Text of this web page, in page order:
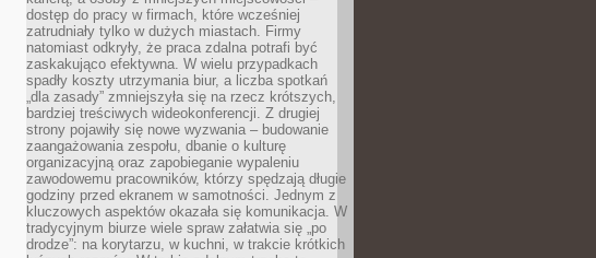
dostęp do pracy w firmach, które wcześniej
zatrudniały tylko w dużych miastach. Firmy
natomiast odkryły, że praca zdalna potrafi być
zaskakująco efektywna. W wielu przypadkach
spadły koszty utrzymania biur, a liczba spotkań
„dla zasady” zmniejszyła się na rzecz krótszych,
bardziej treściwych wideokonferencji. Z drugiej
strony pojawiły się nowe wyzwania – budowanie
zaangażowania zespołu, dbanie o kulturę
organizacyjną oraz zapobieganie wypaleniu
zawodowemu pracowników, którzy spędzają długie
godziny przed ekranem w samotności. Jednym z
kluczowych aspektów okazała się komunikacja. W
tradycyjnym biurze wiele spraw załatwia się „po
drodze”: na korytarzu, w kuchni, w trakcie krótkich